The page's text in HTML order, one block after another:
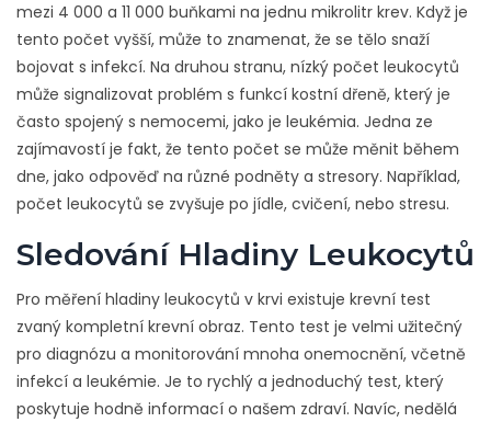
mezi 4 000 a 11 000 buňkami na jednu mikrolitr krev. Když je
tento počet vyšší, může to znamenat, že se tělo snaží
bojovat s infekcí. Na druhou stranu, nízký počet leukocytů
může signalizovat problém s funkcí kostní dřeně, který je
často spojený s nemocemi, jako je leukémia. Jedna ze
zajímavostí je fakt, že tento počet se může měnit během
dne, jako odpověď na různé podněty a stresory. Například,
počet leukocytů se zvyšuje po jídle, cvičení, nebo stresu.
Sledování Hladiny Leukocytů
Pro měření hladiny leukocytů v krvi existuje krevní test
zvaný kompletní krevní obraz. Tento test je velmi užitečný
pro diagnózu a monitorování mnoha onemocnění, včetně
infekcí a leukémie. Je to rychlý a jednoduchý test, který
poskytuje hodně informací o našem zdraví. Navíc, nedělá